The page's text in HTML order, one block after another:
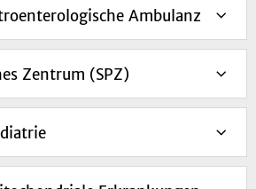
Ambulanz
Zentrum (SPZ)